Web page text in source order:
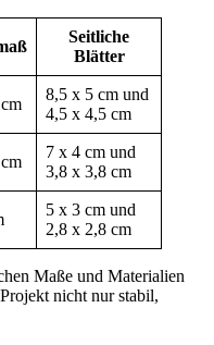
Seitliche
Blätter
8,5 x 5 cm und
4,5 x 4,5 cm
7 x 4 cm und
3,8 x 3,8 cm
5 x 3 cm und
2,8 x 2,8 cm
Maße und Materialien
nicht nur stabil,